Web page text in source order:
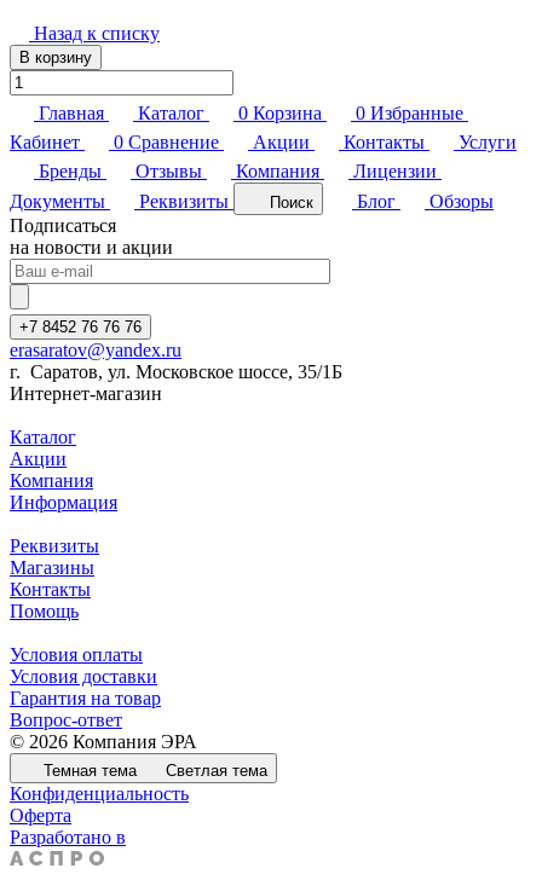
Назад к списку
В корзину
Главная Каталог 0 Корзина 0 Избранные
Кабинет
0 Сравнение Акции Контакты
Услуги
Бренды
Отзывы Компания
Лицензии
Документы
Реквизиты Поиск Блог
Обзоры
Подписаться
на новости и акции
+7 8452 76 76 76
erasaratov@yandex.ru
г. Саратов, ул. Московское шоссе, 35/1Б
Интернет-магазин
Каталог
Акции
Компания
Информация
Реквизиты
Магазины
Контакты
Помощь
Условия оплаты
Условия доставки
Гарантия на товар
Вопрос-ответ
© 2026 Компания ЭРА
Темная тема Светлая тема
Конфиденциальность
Оферта
Разработано в